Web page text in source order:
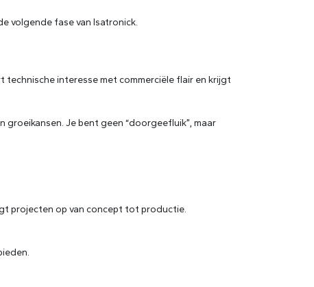
volgende fase van Isatronick.
technische interesse met commerciële flair en krijgt
Je bent geen “doorgeefluik”, maar
projecten op van concept tot productie.